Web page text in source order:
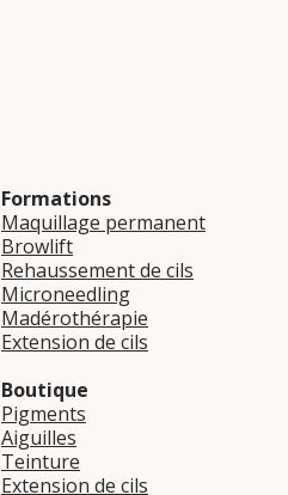
Formations
Maquillage permanent
Browlift
Rehaussement de cils
Microneedling
Madérothérapie
Extension de cils
Boutique
Pigments
Aiguilles
Teinture
Extension de cils